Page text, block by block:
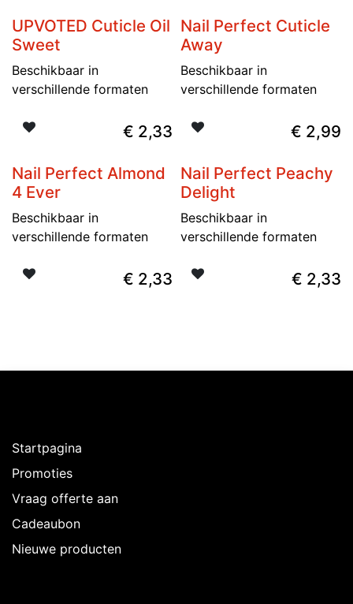
UPVOTED Cuticle Oil
Sweet
Beschikbaar in
verschillende formaten
€ 2,33
Nail Perfect Cuticle
Away
Beschikbaar in
verschillende formaten
€ 2,99
Nail Perfect Almond
4 Ever
Beschikbaar in
verschillende formaten
€ 2,33
Nail Perfect Peachy
Delight
Beschikbaar in
verschillende formaten
€ 2,33
Startpagina
Promoties
Vraag offerte aan
Cadeaubon
Nieuwe producten